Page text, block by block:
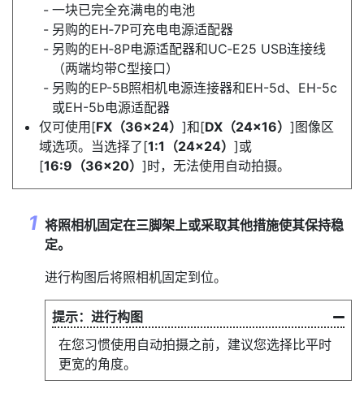
一块已完全充满电的电池
另购的EH‑7P可充电电源适配器
另购的EH‑8P电源适配器和UC‑E25 USB连接线
（两端均带C型接口）
另购的EP-5B照相机电源连接器和EH-5d、EH-5c
或EH-5b电源适配器
仅可使用[FX（36×24） ]和[DX（24×16） ]图像区
域选项。当选择了[1:1（24×24） ]或
[16:9（36×20） ]时，无法使用自动拍摄。
将照相机固定在三脚架上或采取其他措施使其保持稳
定。
进行构图后将照相机固定到位。
进行构图
在您习惯使用自动拍摄之前，建议您选择比平时
更宽的角度。